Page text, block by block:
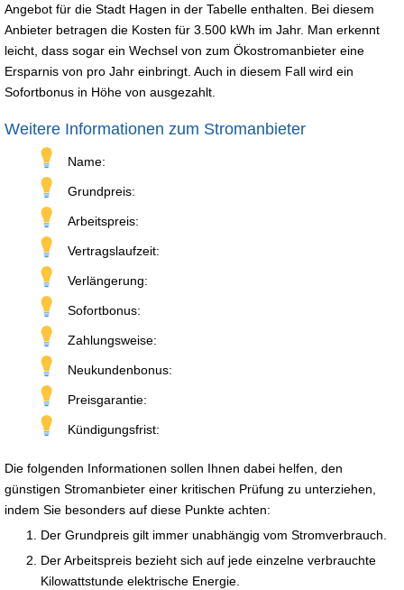
Angebot für die Stadt Hagen in der Tabelle enthalten. Bei diesem
Anbieter betragen die Kosten für 3.500 kWh im Jahr. Man erkennt
leicht, dass sogar ein Wechsel von zum Ökostromanbieter eine
Ersparnis von pro Jahr einbringt. Auch in diesem Fall wird ein
Sofortbonus in Höhe von ausgezahlt.
Weitere Informationen zum Stromanbieter
Name:
Grundpreis:
Arbeitspreis:
Vertragslaufzeit:
Verlängerung:
Sofortbonus:
Zahlungsweise:
Neukundenbonus:
Preisgarantie:
Kündigungsfrist:
Die folgenden Informationen sollen Ihnen dabei helfen, den
günstigen Stromanbieter einer kritischen Prüfung zu unterziehen,
indem Sie besonders auf diese Punkte achten:
Der Grundpreis gilt immer unabhängig vom Stromverbrauch.
Der Arbeitspreis bezieht sich auf jede einzelne verbrauchte
Kilowattstunde elektrische Energie.